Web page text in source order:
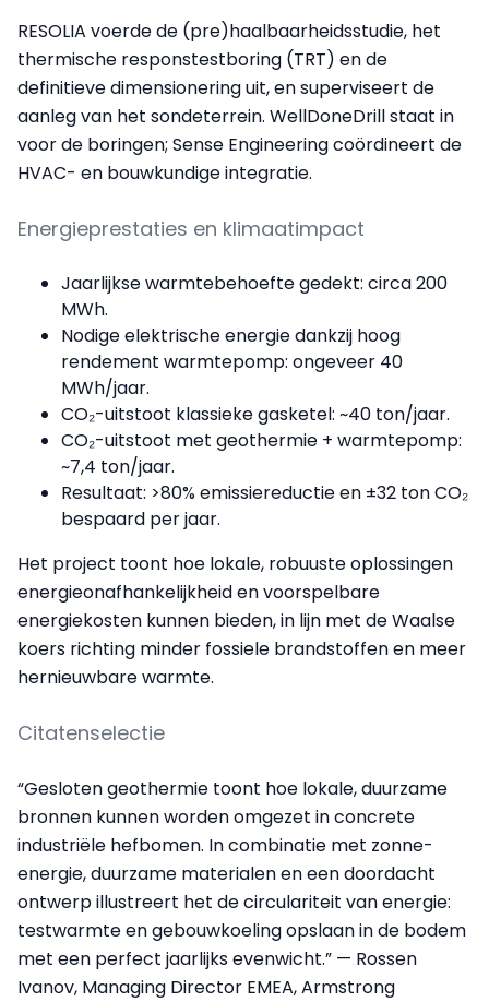
RESOLIA voerde de (pre)haalbaarheidsstudie, het
thermische responstestboring (TRT) en de
definitieve dimensionering uit, en superviseert de
aanleg van het sondeterrein. WellDoneDrill staat in
voor de boringen; Sense Engineering coördineert de
HVAC- en bouwkundige integratie.
Energieprestaties en klimaatimpact
Jaarlijkse warmtebehoefte gedekt: circa 200
MWh.
Nodige elektrische energie dankzij hoog
rendement warmtepomp: ongeveer 40
MWh/jaar.
CO₂-uitstoot klassieke gasketel: ~40 ton/jaar.
CO₂-uitstoot met geothermie + warmtepomp:
~7,4 ton/jaar.
Resultaat: >80% emissiereductie en ±32 ton CO₂
bespaard per jaar.
Het project toont hoe lokale, robuuste oplossingen
energieonafhankelijkheid en voorspelbare
energiekosten kunnen bieden, in lijn met de Waalse
koers richting minder fossiele brandstoffen en meer
hernieuwbare warmte.
Citatenselectie
“Gesloten geothermie toont hoe lokale, duurzame
bronnen kunnen worden omgezet in concrete
industriële hefbomen. In combinatie met zonne-
energie, duurzame materialen en een doordacht
ontwerp illustreert het de circulariteit van energie:
testwarmte en gebouwkoeling opslaan in de bodem
met een perfect jaarlijks evenwicht.” — Rossen
Ivanov, Managing Director EMEA, Armstrong